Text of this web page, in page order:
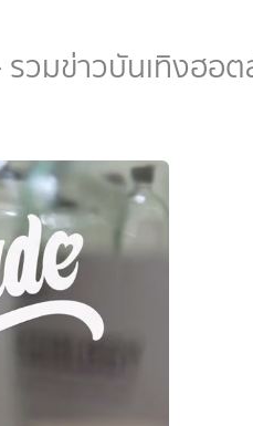
รวมข่าวบันเทิงฮอ